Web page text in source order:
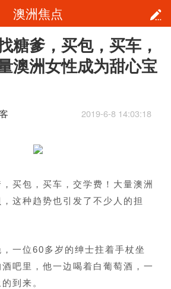
澳洲焦点
糖爹，买包，买车，
澳洲女性成为甜心宝
2019-6-8 14:03:18
买包，买车，交学费！大量澳洲
这种趋势也引发了不少人的担
一位60多岁的绅士拄着手杖坐
吧里，他一边喝着白葡萄酒，一
到来。